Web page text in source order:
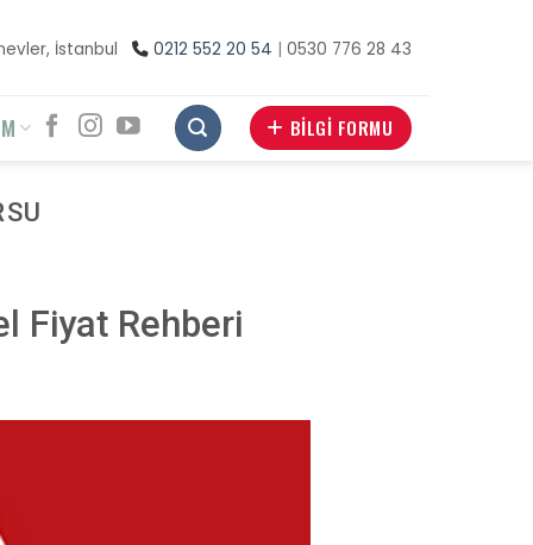
İstanbul 0212 552 20 54 | 0530 776 28 43
BİLGİ FORMU
Fiyat Rehberi